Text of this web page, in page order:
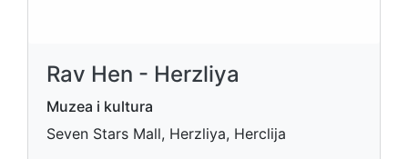
Rav Hen - Herzliya
Muzea i kultura
Seven Stars Mall, Herzliya, Herclija